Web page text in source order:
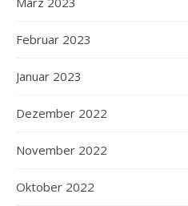
Februar 2023
Januar 2023
Dezember 2022
November 2022
Oktober 2022